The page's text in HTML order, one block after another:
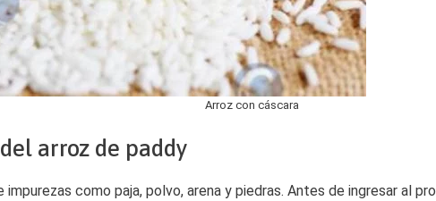
Arroz con cáscara
arroz de paddy
como paja, polvo, arena y piedras. Antes de ingresar al